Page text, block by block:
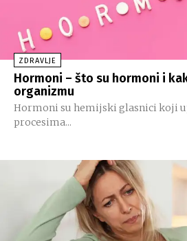
ZDRAVLJE
Hormoni – što su hormoni i
organizmu
Hormoni su hemijski glasnici koji
procesima...